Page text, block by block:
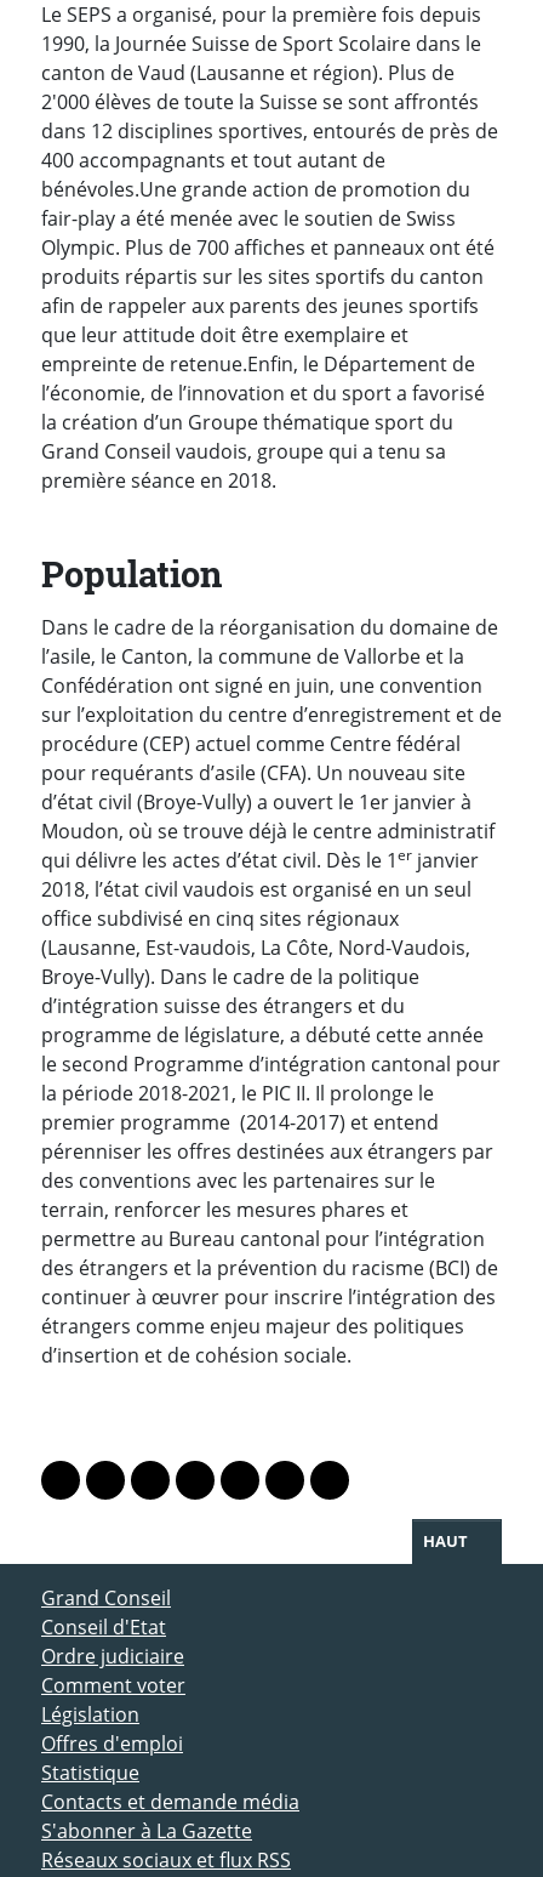
Le SEPS a organisé, pour la première fois depuis
1990, la Journée Suisse de Sport Scolaire dans le
canton de Vaud (Lausanne et région). Plus de
2'000 élèves de toute la Suisse se sont affrontés
dans 12 disciplines sportives, entourés de près de
400 accompagnants et tout autant de
bénévoles.Une grande action de promotion du
fair-play a été menée avec le soutien de Swiss
Olympic. Plus de 700 affiches et panneaux ont été
produits répartis sur les sites sportifs du canton
afin de rappeler aux parents des jeunes sportifs
que leur attitude doit être exemplaire et
empreinte de retenue.Enfin, le Département de
l’économie, de l’innovation et du sport a favorisé
la création d’un Groupe thématique sport du
Grand Conseil vaudois, groupe qui a tenu sa
première séance en 2018.
Population
Dans le cadre de la réorganisation du domaine de
l’asile, le Canton, la commune de Vallorbe et la
Confédération ont signé en juin, une convention
sur l’exploitation du centre d’enregistrement et de
procédure (CEP) actuel comme Centre fédéral
pour requérants d’asile (CFA). Un nouveau site
d’état civil (Broye-Vully) a ouvert le 1er janvier à
Moudon, où se trouve déjà le centre administratif
qui délivre les actes d’état civil. Dès le 1er janvier
2018, l’état civil vaudois est organisé en un seul
office subdivisé en cinq sites régionaux
(Lausanne, Est-vaudois, La Côte, Nord-Vaudois,
Broye-Vully). Dans le cadre de la politique
d’intégration suisse des étrangers et du
programme de législature, a débuté cette année
le second Programme d’intégration cantonal pour
la période 2018-2021, le PIC II. Il prolonge le
premier programme (2014-2017) et entend
pérenniser les offres destinées aux étrangers par
des conventions avec les partenaires sur le
terrain, renforcer les mesures phares et
permettre au Bureau cantonal pour l’intégration
des étrangers et la prévention du racisme (BCI) de
continuer à œuvrer pour inscrire l’intégration des
étrangers comme enjeu majeur des politiques
d’insertion et de cohésion sociale.
Lien vers le profil Mastodon
Lien vers le profil Bluesky
Lien vers le profil Instagram
Lien vers le profil Linkedin
Lien vers le profil Facebook
Lien vers le profil Twitter
Partager par WhatsApp
HAUT
ACCÈS DIRECT
Grand Conseil
Conseil d'Etat
Ordre judiciaire
Comment voter
Législation
Offres d'emploi
Statistique
Contacts et demande média
S'abonner à La Gazette
Réseaux sociaux et flux RSS